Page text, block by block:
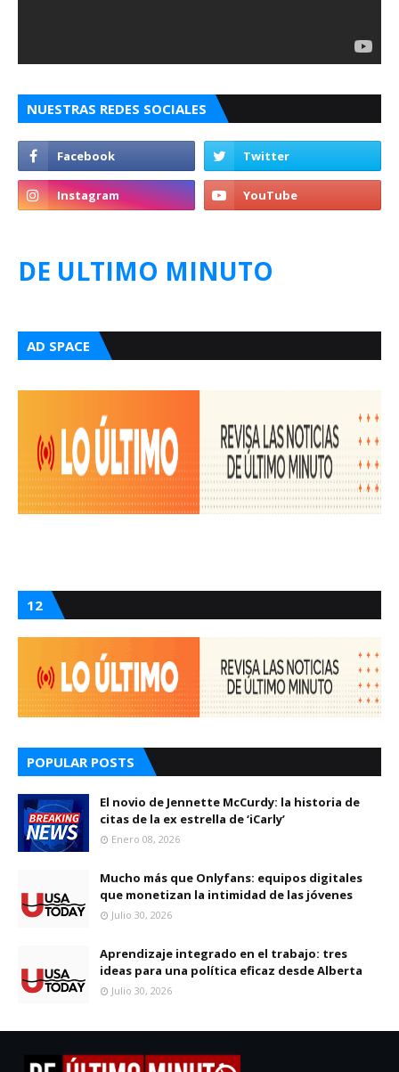
NUESTRAS REDES SOCIALES
DE ULTIMO MINUTO
AD SPACE
12
POPULAR POSTS
El novio de Jennette McCurdy: la historia de
citas de la ex estrella de ‘iCarly’
Enero 08, 2026
Mucho más que Onlyfans: equipos digitales
que monetizan la intimidad de las jóvenes
Julio 30, 2026
Aprendizaje integrado en el trabajo: tres
ideas para una política eficaz desde Alberta
Julio 30, 2026